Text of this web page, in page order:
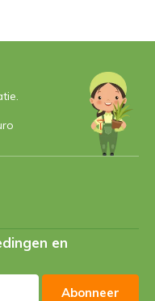
en
Abonneer